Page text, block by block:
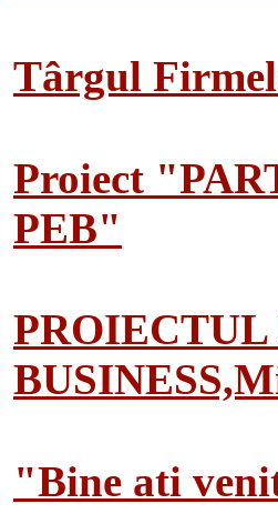
Târgul
Proiect
PEB"
"Bine ati